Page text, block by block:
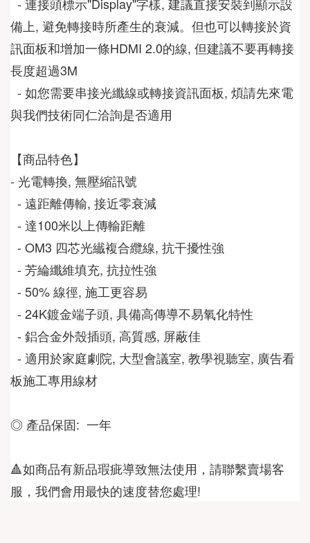
備上, 避免轉接時所產生的衰減。但也可以轉接於資
訊面板和增加一條HDMI 2.0的線, 但建議不要再轉接
長度超過3M
- 如您需要串接光纖線或轉接資訊面板, 煩請先來電
與我們技術同仁洽詢是否適用
- 光電轉換, 無壓縮訊號
- 遠距離傳輸, 接近零衰減
- 達100米以上傳輸距離
- OM3 四芯光纎複合纜線, 抗干擾性強
- 芳綸纖維填充, 抗拉性強
- 50% 線徑, 施工更容易
- 24K鍍金端子頭, 具備高傳導不易氧化特性
- 鋁合金外殼插頭, 高質感, 屏蔽佳
- 適用於家庭劇院, 大型會議室, 教學視聽室, 廣告看
板施工專用線材
◎ 產品保固:  一年
🔺如商品有新品瑕疵導致無法使用，請聯繫賣場客
服，我們會用最快的速度替您處理!